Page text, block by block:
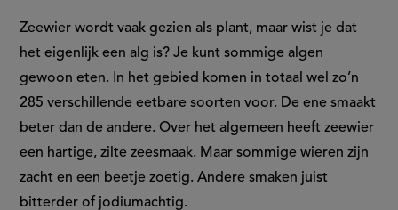
Zeewier wordt vaak gezien als plant, maar wist je dat
het eigenlijk een alg is? Je kunt sommige algen
gewoon eten. In het gebied komen in totaal wel zo’n
285 verschillende eetbare soorten voor. De ene smaakt
beter dan de andere. Over het algemeen heeft zeewier
een hartige, zilte zeesmaak. Maar sommige wieren zijn
zacht en een beetje zoetig. Andere smaken juist
bitterder of jodiumachtig.